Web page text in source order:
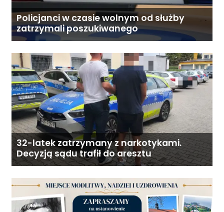
Policjanci w czasie wolnym od służby
zatrzymali poszukiwanego
32-latek zatrzymany z narkotykami.
Decyzją sądu trafił do aresztu